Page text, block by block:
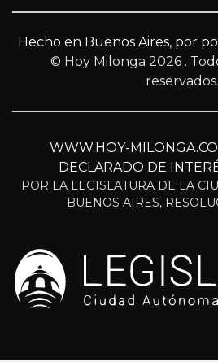
Hecho en Buenos Aires, por
© Hoy Milonga 2026 .
reservados.
WWW.HOY-
DECLARADO DE
POR LA LEGISLATURA DE LA
BUENOS AIRES,